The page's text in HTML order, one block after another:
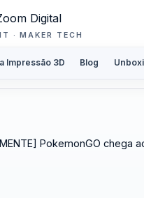
· MAKER TECH
Impressão 3D Blog
PokemonGO chega